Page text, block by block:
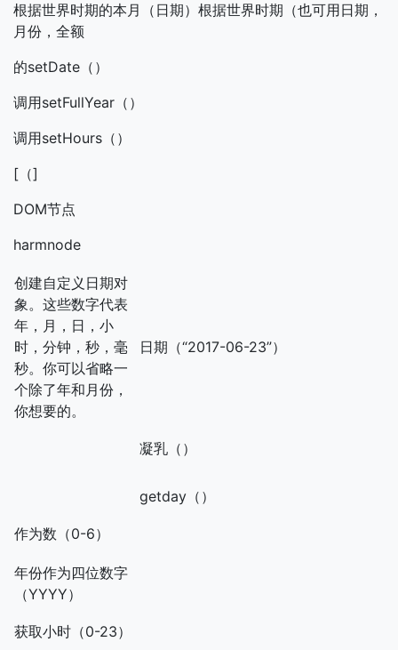
根据世界时期的本月（日期）根据世界时期（也可用日期，
月份，全额
的setDate（）
调用setFullYear（）
调用setHours（）
[（]
DOM节点
harmnode
创建自定义日期对
象。这些数字代表
年，月，日，小
时，分钟，秒，毫
秒。你可以省略一
个除了年和月份，
你想要的。
日期（“2017-06-23”）
凝乳（）
getday（）
作为数（0-6）
年份作为四位数字
（YYYY）
获取小时（0-23）